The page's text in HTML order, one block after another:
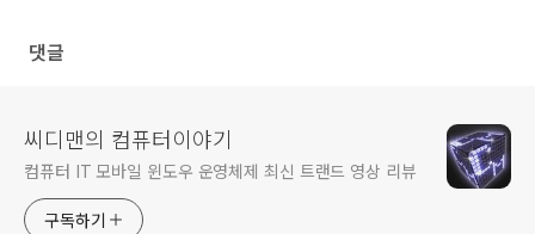
댓글
씨디맨의 컴퓨터이야기
컴퓨터 IT 모바일 윈도우 운영체제 최신 트랜드 영상 리뷰
구독하기